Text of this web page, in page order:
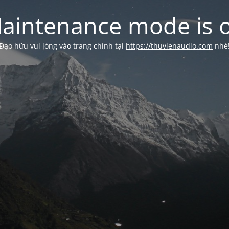
mode is
hữu vui lòng vào trang chính tại https://thuvienaudio.com